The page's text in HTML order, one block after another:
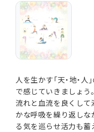
人を生かす「天・地・人
で感じていきましょ
流れと血流を良くし
かな呼吸を繰り返しな
る気を巡らせ活力も